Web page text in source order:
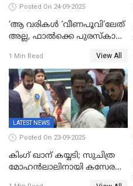
Posted On 24-09-2025
‘ആ വരികള്‍ ‘വീണപൂവി’ലേത്
അല്ല, ഫാൽക്കെ പുരസ്‌കാരം
മോഹന്‍ലാല്‍ ഉദ്ധരിച്ച
വരികളെ ചൊല്ലി
സാമൂഹികമാധ്യമങ്ങളില്‍
ചര്‍ച്ച
1 Min Read View All
LATEST NEWS
Posted On 23-09-2025
കിംഗ് ഖാന് കയ്യടി; സുചിത്ര
മോഹൻലാലിനായി കസേര